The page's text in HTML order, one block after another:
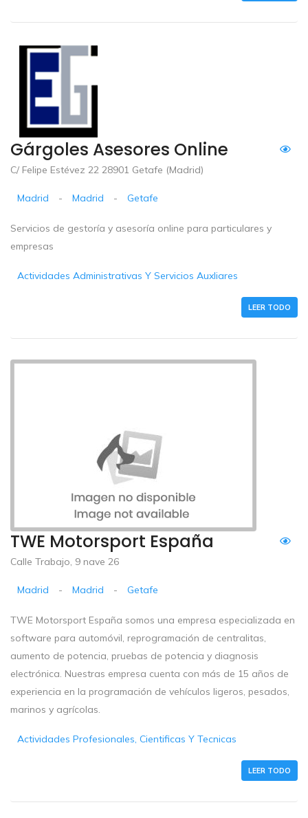
Gárgoles Asesores Online
C/ Felipe Estévez 22 28901 Getafe (Madrid)
Madrid - Madrid - Getafe
Servicios de gestoría y asesoría online para particulares y
empresas
Actividades Administrativas Y Servicios Auxliares
LEER TODO
TWE Motorsport España
Calle Trabajo, 9 nave 26
Madrid - Madrid - Getafe
TWE Motorsport España somos una empresa especializada en
software para automóvil, reprogramación de centralitas,
aumento de potencia, pruebas de potencia y diagnosis
electrónica. Nuestras empresa cuenta con más de 15 años de
experiencia en la programación de vehículos ligeros, pesados,
marinos y agrícolas.
Actividades Profesionales, Cientificas Y Tecnicas
LEER TODO